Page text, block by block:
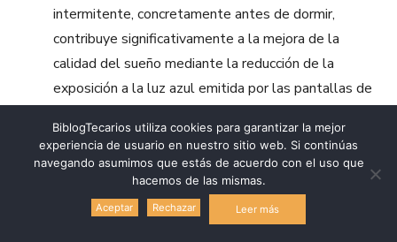
intermitente, concretamente antes de dormir,
contribuye significativamente a la mejora de la
calidad del sueño mediante la reducción de la
exposición a la luz azul emitida por las pantallas de
La luz azul interfiere con la producción de
melatonina, un neurotransmisor esencial en la
regulación del sueño.
Desarrollo de hobbies y habilidades
BiblogTecarios utiliza cookies para garantizar la mejor
experiencia de usuario en nuestro sitio web. Si continúas
navegando asumimos que estás de acuerdo con el uso que
hacemos de las mismas.
Aceptar Rechazar Leer más